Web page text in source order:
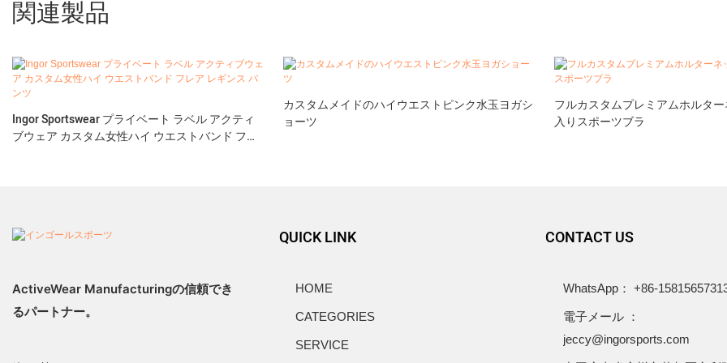
関連製品
Ingor Sportswear プライベート ラベル アクティ
ブウェア カスタム女性ハイ ウエストバンド フレ
カスタムメイドのハイウエストピンク水玉ヨガシ
ョーツ
フルカスタムプレミアムホルタ
入りスポーツブラ
ActiveWear Manufacturingの信頼でき
るパートナー。
QUICK LINK
HOME
CATEGORIES
SERVICE
CONTACT US
WhatsApp： +86-
電子メール ：
jeccy@ingorsports.com